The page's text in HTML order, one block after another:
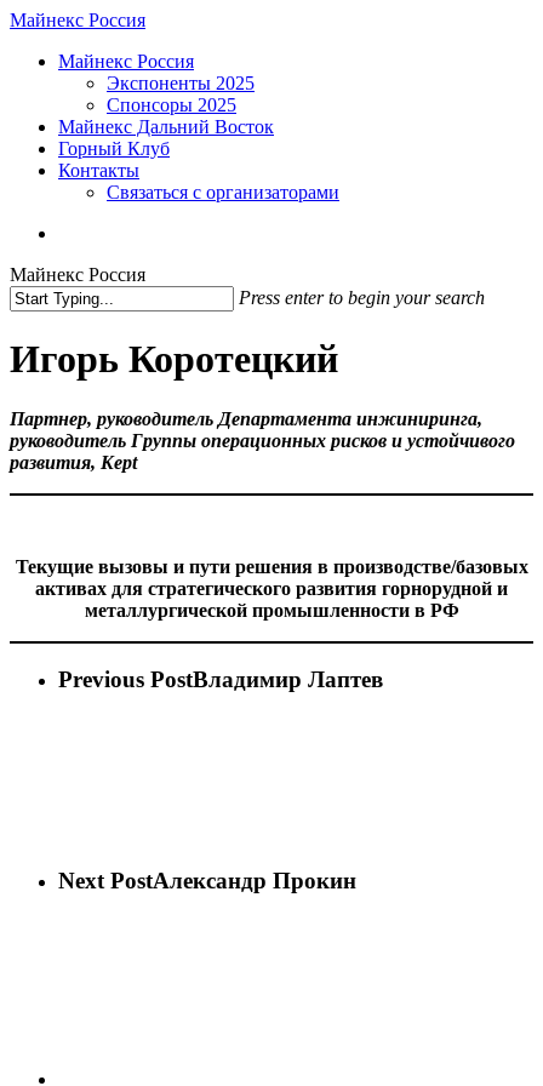
Skip
main
Майнекс Россия
Menu
Майнекс Россия
Экспоненты 2025
Спонсоры 2025
Майнекс Дальний Восток
Горный Клуб
Контакты
Связаться с организаторами
Майнекс Россия
Press enter to begin your search
Search
Игорь Коротецкий
Партнер, руководитель Департамента инжиниринга,
руководитель Группы операционных рисков и устойчивого
развития, Kept
Текущие вызовы и пути решения в производстве/базовых
активах для стратегического развития горнорудной и
металлургической промышленности в РФ
Previous PostВладимир Лаптев
Next PostАлександр Прокин